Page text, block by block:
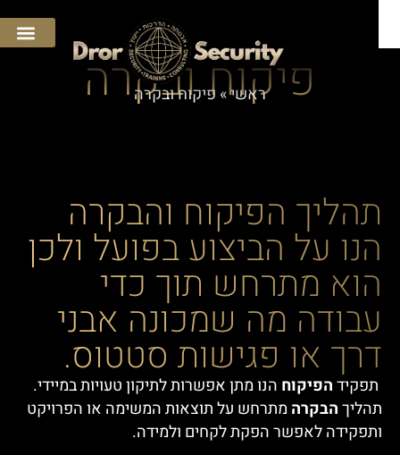
פיקוח ובקרה
ראשי»פיקוח ובקרה
הפיקוח והבקרה
על הביצוע בפועל ולכן
מתרחש תוך כדי
מה שמכונה אבני
או פגישות סטטוס.
הפיקוחהנו מתן אפשרות לתיקון טעויות במיידי.
הבקרהמתרחש על תוצאות המשימה או הפרויקט
לאפשר הפקת לקחים ולמידה.